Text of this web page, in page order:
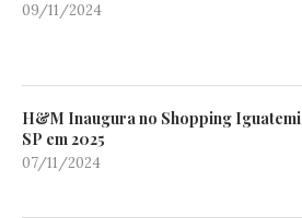
09/11/2024
H&M Inaugura no Shopping Iguatemi
SP em 2025
07/11/2024